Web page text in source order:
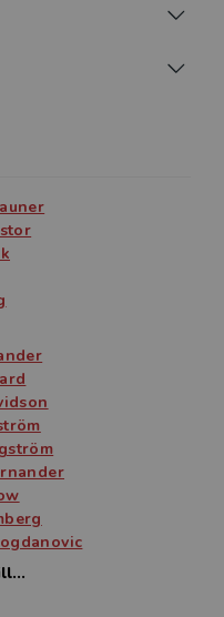
dem.
organ- och
vid tolkning
riktar sig i första
och
Även studenter
immunologi kan ha
lämplig för läkare
inom